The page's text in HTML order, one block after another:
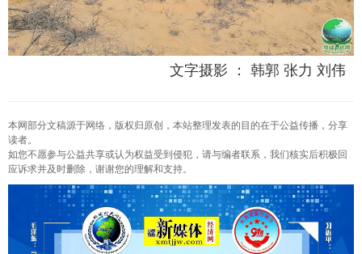
文字摄影 ： 韩郭 张力 刘伟
本网部分文稿源于网络，版权归原创，本站整理发表的目的在于公益传播，分享
读者。
如您不愿参与公益共享或认为权益受到侵犯，请与编者联系，我们核实后积极回
应诉求并及时删除，谢谢您的理解和支持。